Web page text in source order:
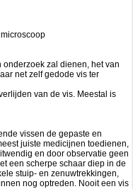
onderzoek zal dienen, het van
net zelf gedode vis ter
van de vis. Meestal is
vissen de gepaste en
juiste medicijnen toedienen,
en door observatie geen
een scherpe schaar diep in de
stuip- en zenuwtrekkingen,
nog optreden. Nooit een vis